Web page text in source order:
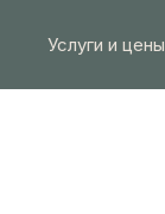
Услуги и цены